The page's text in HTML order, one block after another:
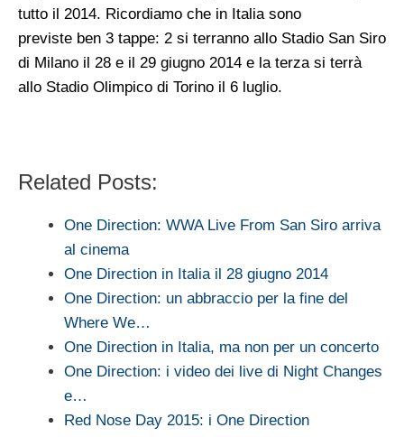
tutto il 2014. Ricordiamo che in Italia sono
previste ben 3 tappe: 2 si terranno allo Stadio San Siro
di Milano il 28 e il 29 giugno 2014 e la terza si terrà
allo Stadio Olimpico di Torino il 6 luglio.
Related Posts:
One Direction: WWA Live From San Siro arriva
al cinema
One Direction in Italia il 28 giugno 2014
One Direction: un abbraccio per la fine del
Where We…
One Direction in Italia, ma non per un concerto
One Direction: i video dei live di Night Changes
e…
Red Nose Day 2015: i One Direction